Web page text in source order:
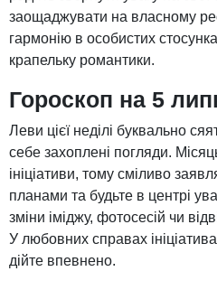
заощаджувати на власному
гармонію в особистих
крапельку романтики.
Гороскоп на 5
Леви цієї неділі буквально
себе захоплені погляди.
ініціативи, тому сміливо
планами та будьте в центрі
зміни іміджу, фотосесій чи
У любовних справах
дійте впевнено.